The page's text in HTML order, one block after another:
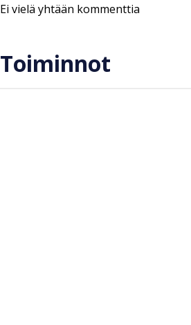
Ei vielä yhtään kommenttia
Toiminnot